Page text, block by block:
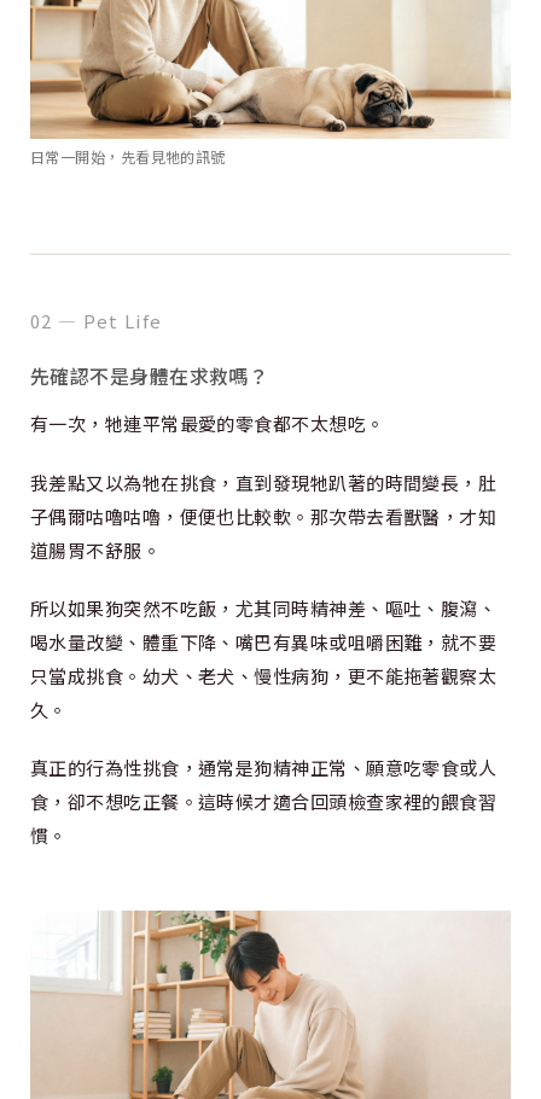
日常一開始，先看見牠的訊號
02 — Pet Life
先確認不是身體在求救嗎？
有一次，牠連平常最愛的零食都不太想吃。
我差點又以為牠在挑食，直到發現牠趴著的時間變長，肚
子偶爾咕嚕咕嚕，便便也比較軟。那次帶去看獸醫，才知
道腸胃不舒服。
所以如果狗突然不吃飯，尤其同時精神差、嘔吐、腹瀉、
喝水量改變、體重下降、嘴巴有異味或咀嚼困難，就不要
只當成挑食。幼犬、老犬、慢性病狗，更不能拖著觀察太
久。
真正的行為性挑食，通常是狗精神正常、願意吃零食或人
食，卻不想吃正餐。這時候才適合回頭檢查家裡的餵食習
慣。